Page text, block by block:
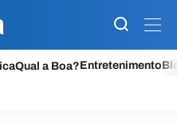
Qual a Boa?Entretenimento